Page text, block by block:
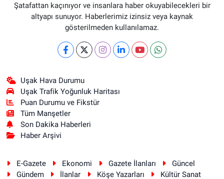
Şatafattan kaçınıyor ve insanlara haber okuyabilecekleri bir
altyapı sunuyor. Haberlerimiz izinsiz veya kaynak
gösterilmeden kullanılamaz.
Uşak Hava Durumu
Uşak Trafik Yoğunluk Haritası
Puan Durumu ve Fikstür
Tüm Manşetler
Son Dakika Haberleri
Haber Arşivi
E-Gazete Ekonomi Gazete İlanları
Güncel
Gündem
İlanlar Köşe Yazarları Kültür Sanat